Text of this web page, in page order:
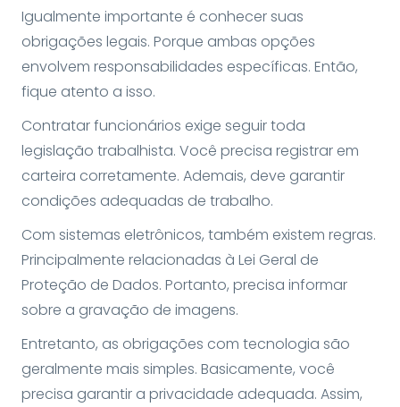
Igualmente importante é conhecer suas
obrigações legais. Porque ambas opções
envolvem responsabilidades específicas. Então,
fique atento a isso.
Contratar funcionários exige seguir toda
legislação trabalhista. Você precisa registrar em
carteira corretamente. Ademais, deve garantir
condições adequadas de trabalho.
Com sistemas eletrônicos, também existem regras.
Principalmente relacionadas à Lei Geral de
Proteção de Dados. Portanto, precisa informar
sobre a gravação de imagens.
Entretanto, as obrigações com tecnologia são
geralmente mais simples. Basicamente, você
precisa garantir a privacidade adequada. Assim,